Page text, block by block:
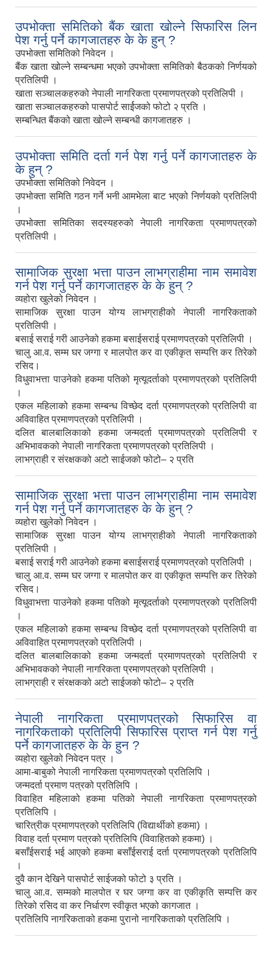
उपभोक्ता समितिको बैंक खाता खोल्ने सिफारिस लिन
पेश गर्नु पर्ने कागजातहरु के के हुन् ?
उपभोक्ता समितिको निवेदन ।
बैंक खाता खोल्ने सम्बन्धमा भएको उपभोक्ता समितिको बैठकको निर्णयको
प्रतिलिपी ।
खाता सञ्चालकहरुको नेपाली नागरिकता प्रमाणपत्रको प्रतिलिपी ।
खाता सञ्चालकहरुको पासपोर्ट सार्ईजको फोटो २ प्रति ।
सम्बन्धित बैंकको खाता खोल्ने सम्बन्धी कागजातहरु ।
उपभोक्ता समिति दर्ता गर्न पेश गर्नु पर्ने कागजातहरु के
के हुन् ?
उपभोक्ता समितिको निवेदन ।
उपभोक्ता समिति गठन गर्ने भनी आमभेला बाट भएको निर्णयको प्रतिलिपी
।
उपभोक्ता समितिका सदस्यहरुको नेपाली नागरिकता प्रमाणपत्रको
प्रतिलिपी ।
सामाजिक सुरक्षा भत्ता पाउन लाभग्राहीमा नाम समावेश
गर्न पेश गर्नु पर्ने कागजातहरु के के हुन् ?
व्यहोरा खुलेको निवेदन ।
सामाजिक सुरक्षा पाउन योग्य लाभग्राहीको नेपाली नागरिकताको
प्रतिलिपी ।
बसाई सराई गरी आउनेको हकमा बसाईसराई प्रमाणपत्रको प्रतिलिपी ।
चालु आ.व. सम्म घर जग्गा र मालपोत कर वा एकीकृत सम्पत्ति कर तिरेको
रसिद।
विधुवाभत्ता पाउनेको हकमा पतिको मृत्यूदर्ताको प्रमाणपत्रको प्रतिलिपी
।
एकल महिलाको हकमा सम्बन्ध विच्छेद दर्ता प्रमाणपत्रको प्रतिलिपी वा
अविवाहित प्रमाणपत्रको प्रतिलिपी ।
दलित बालबालिकाको हकमा जन्मदर्ता प्रमाणपत्रको प्रतिलिपी र
अभिभावकको नेपाली नागरिकता प्रमाणपत्रको प्रतिलिपी ।
लाभग्राही र संरक्षकको अटो साईजको फोटो– २ प्रति
सामाजिक सुरक्षा भत्ता पाउन लाभग्राहीमा नाम समावेश
गर्न पेश गर्नु पर्ने कागजातहरु के के हुन् ?
व्यहोरा खुलेको निवेदन ।
सामाजिक सुरक्षा पाउन योग्य लाभग्राहीको नेपाली नागरिकताको
प्रतिलिपी ।
बसाई सराई गरी आउनेको हकमा बसाईसराई प्रमाणपत्रको प्रतिलिपी ।
चालु आ.व. सम्म घर जग्गा र मालपोत कर वा एकीकृत सम्पत्ति कर तिरेको
रसिद।
विधुवाभत्ता पाउनेको हकमा पतिको मृत्यूदर्ताको प्रमाणपत्रको प्रतिलिपी
।
एकल महिलाको हकमा सम्बन्ध विच्छेद दर्ता प्रमाणपत्रको प्रतिलिपी वा
अविवाहित प्रमाणपत्रको प्रतिलिपी ।
दलित बालबालिकाको हकमा जन्मदर्ता प्रमाणपत्रको प्रतिलिपी र
अभिभावकको नेपाली नागरिकता प्रमाणपत्रको प्रतिलिपी ।
लाभग्राही र संरक्षकको अटो साईजको फोटो– २ प्रति
नेपाली नागरिकता प्रमाणपत्रको सिफारिस वा
नागरिकताको प्रतिलिपी सिफारिस प्राप्त गर्न पेश गर्नु
पर्ने कागजातहरु के के हुन ?
व्यहोरा खुलेको निवेदन पत्र ।
आमा-बाबुको नेपाली नागरिकता प्रमाणपत्रको प्रतिलिपि ।
जन्मदर्ता प्रमाण पत्रको प्रतिलिपि ।
विवाहित महिलाको हकमा पतिको नेपाली नागरिकता प्रमाणपत्रको
प्रतिलिपि ।
चारित्रीक प्रमाणपत्रको प्रतिलिपि (विद्यार्थीको हकमा) ।
विवाह दर्ता प्रमाण पत्रको प्रतिलिपि (विवाहितको हकमा) ।
बसाँईसराई भई आएको हकमा बसाँईसराई दर्ता प्रमाणपत्रको प्रतिलिपि
।
दुवै कान देखिने पासपोर्ट साईजको फोटो ३ प्रति ।
चालु आ.व. सम्मको मालपोत र घर जग्गा कर वा एकीकृति सम्पत्ति कर
तिरेको रसिद वा कर निर्धारण स्वीकृत भएको कागजात ।
प्रतिलिपि नागरिकताको हकमा पुरानो नागरिकताको प्रतिलिपि ।